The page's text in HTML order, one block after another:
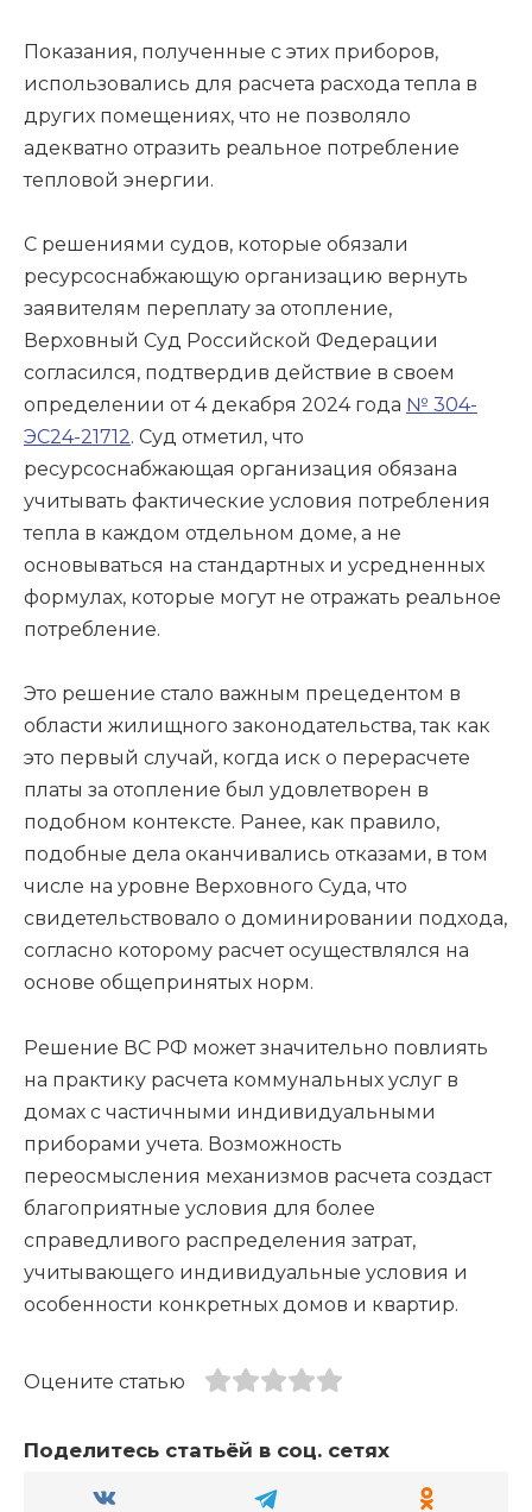
Показания, полученные с этих приборов,
использовались для расчета расхода тепла в
других помещениях, что не позволяло
адекватно отразить реальное потребление
тепловой энергии.
С решениями судов, которые обязали
ресурсоснабжающую организацию вернуть
заявителям переплату за отопление,
Верховный Суд Российской Федерации
согласился, подтвердив действие в своем
определении от 4 декабря 2024 года № 304-
ЭС24-21712. Суд отметил, что
ресурсоснабжающая организация обязана
учитывать фактические условия потребления
тепла в каждом отдельном доме, а не
основываться на стандартных и усредненных
формулах, которые могут не отражать реальное
потребление.
Это решение стало важным прецедентом в
области жилищного законодательства, так как
это первый случай, когда иск о перерасчете
платы за отопление был удовлетворен в
подобном контексте. Ранее, как правило,
подобные дела оканчивались отказами, в том
числе на уровне Верховного Суда, что
свидетельствовало о доминировании подхода,
согласно которому расчет осуществлялся на
основе общепринятых норм.
Решение ВС РФ может значительно повлиять
на практику расчета коммунальных услуг в
домах с частичными индивидуальными
приборами учета. Возможность
переосмысления механизмов расчета создаст
благоприятные условия для более
справедливого распределения затрат,
учитывающего индивидуальные условия и
особенности конкретных домов и квартир.
Оцените статью
Поделитесь статьёй в соц. сетях